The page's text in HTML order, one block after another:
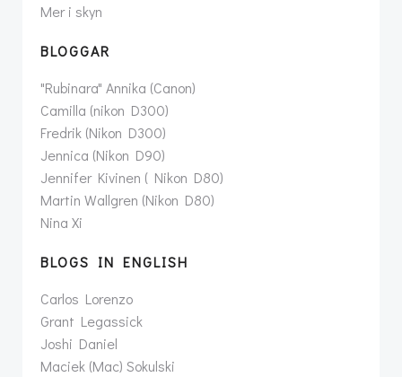
Mer i skyn
BLOGGAR
"Rubinara" Annika (Canon)
Camilla (nikon D300)
Fredrik (Nikon D300)
Jennica (Nikon D90)
Jennifer Kivinen ( Nikon D80)
Martin Wallgren (Nikon D80)
Nina Xi
BLOGS IN ENGLISH
Carlos Lorenzo
Grant Legassick
Joshi Daniel
Maciek (Mac) Sokulski